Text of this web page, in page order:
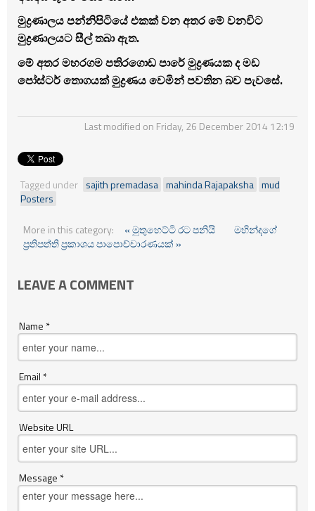
මුද්‍රණාලය පන්නිපිටියේ එකක් වන අතර මේ වනවිට
මුද්‍රණාලයට සීල් තබා ඇත.
මේ අතර මහරගම පතිරගොඩ පාරේ මුද්‍රණයක ද මඩ
පෝස්ටර් තොගයක් මුද්‍රණය වෙමින් පවතින බව පැවසේ.
Last modified on Friday, 26 December 2014 12:19
Tagged under sajith premadasa mahinda Rajapaksha mud
Posters
More in this category: « මුතුහෙට්ටි රට පනියි
මහින්දගේ
ප‍්‍රතිපත්ති ප‍්‍රකාශය පාපොච්චාරණයක් »
LEAVE A COMMENT
Name *
Email *
Website URL
Message *